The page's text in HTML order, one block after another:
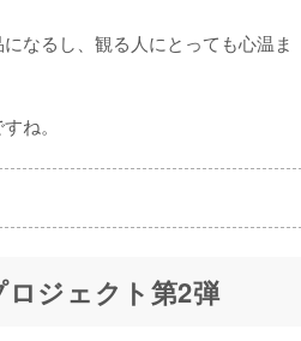
なるし、観る人にとっても心温ま
ね。
ロジェクト第2弾